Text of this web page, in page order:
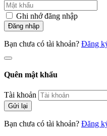
Ghi nhớ đăng nhập
Đăng nhập
Bạn chưa có tài khoản? Đăng
Quên mật khẩu
Tài khoản
Gửi lại
Bạn chưa có tài khoản? Đăng